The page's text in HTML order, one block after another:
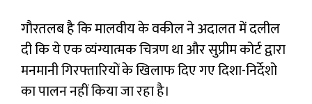
गौरतलब है कि मालवीय के वकील ने अदालत में दलील
दी कि ये एक व्यंग्यात्मक चित्रण था और सुप्रीम कोर्ट द्वारा
मनमानी गिरफ्तारियों के खिलाफ दिए गए दिशा-निर्देशो
का पालन नहीं किया जा रहा है।